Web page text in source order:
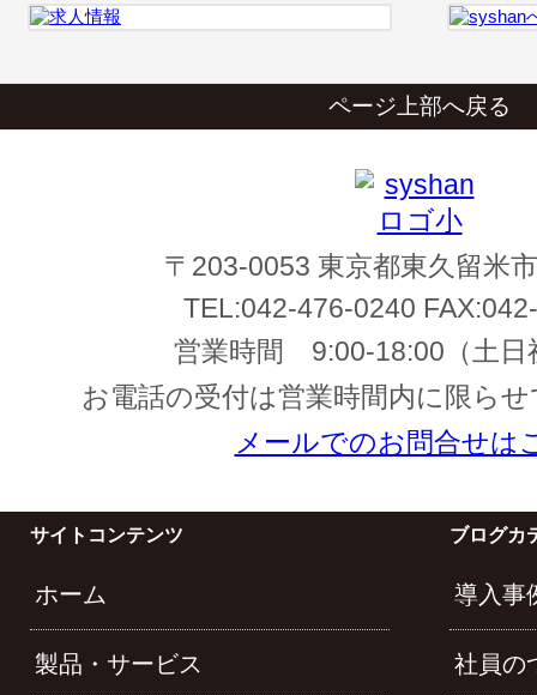
ページ上部へ戻る
〒203-0053 東京都東久留米
TEL:042-476-0240 FAX:
営業時間
9:00-18:00 （土
お電話の受付は営業時間内に限ら
メールでのお問合せは
サイトコンテンツ
ホーム
製品・サービス
ブログカ
導入事
社員の